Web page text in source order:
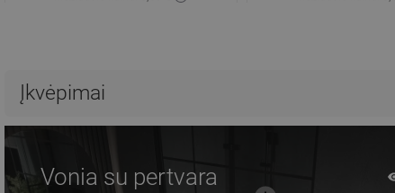
Palyginti
Įkvėpimai
Vonia su pertvara